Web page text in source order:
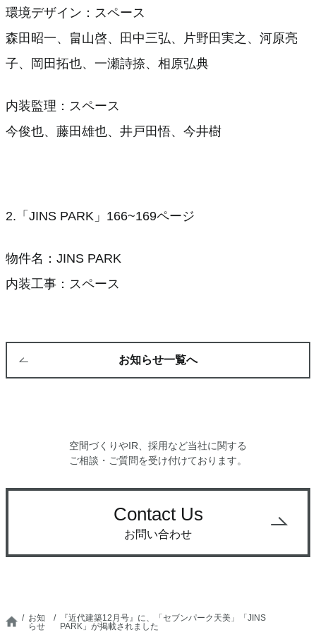
環境デザイン：スペース
森田昭一、畠山啓、田中三弘、片野田実之、河原亮
子、岡田拓也、一瀬詩捺、相原弘典
内装監理：スペース
今俊也、藤田雄也、井戸田悟、今井樹
2.「JINS PARK」166~169ページ
物件名：JINS PARK
内装工事：スペース
お知らせ一覧へ
空間づくりやIR、採用など当社に関する
ご相談・ご質問を受け付けております。
Contact Us
お問い合わせ
お知
らせ
『近代建築12月号』に、「セブンパーク天美」「JINS
PARK」が掲載されました